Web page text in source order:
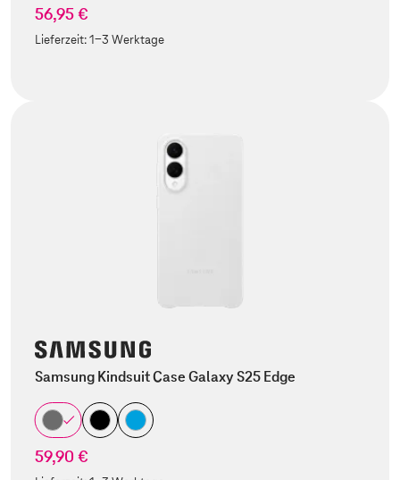
56,95 €
Lieferzeit:1-3 Werktage
Samsung Kindsuit Case Galaxy S25 Edge
59,90 €